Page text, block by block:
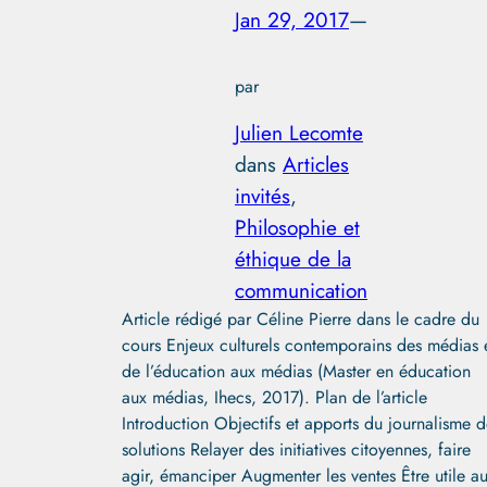
Jan 29, 2017—
par
Julien Lecomte
dans Articles
invités
Philosophie et
éthique de la
communication
Article rédigé par Céline Pierre dans le cadre du
cours Enjeux culturels contemporains des médias
de l’éducation aux médias (Master en éducation
aux médias, Ihecs, 2017). Plan de l’article
Introduction Objectifs et apports du journalisme
solutions Relayer des initiatives citoyennes, faire
agir, émanciper Augmenter les ventes Être utile au